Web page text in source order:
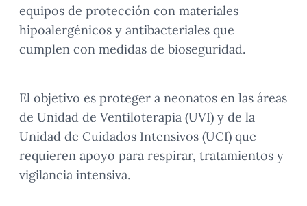
equipos de protección con materiales
hipoalergénicos y antibacteriales que
cumplen con medidas de bioseguridad.
El objetivo es proteger a neonatos en las áreas
de Unidad de Ventiloterapia (UVI) y de la
Unidad de Cuidados Intensivos (UCI) que
requieren apoyo para respirar, tratamientos y
vigilancia intensiva.